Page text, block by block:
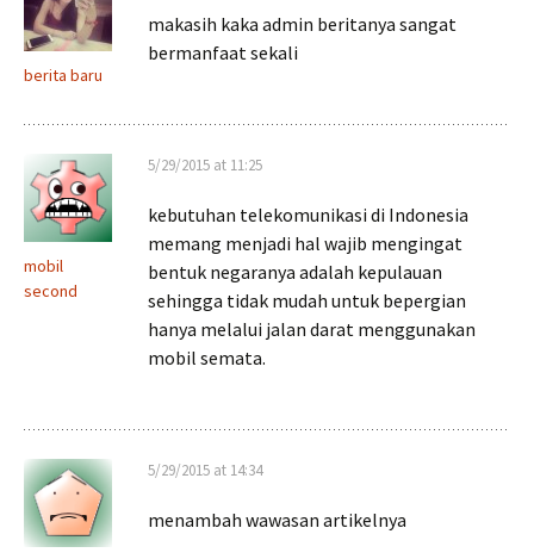
berita baru
makasih kaka admin beritanya sangat
bermanfaat sekali
mobil
second
5/29/2015 at 11:25
kebutuhan telekomunikasi di Indonesia
memang menjadi hal wajib mengingat
bentuk negaranya adalah kepulauan
sehingga tidak mudah untuk bepergian
hanya melalui jalan darat menggunakan
mobil semata.
5/29/2015 at 14:34
menambah wawasan artikelnya